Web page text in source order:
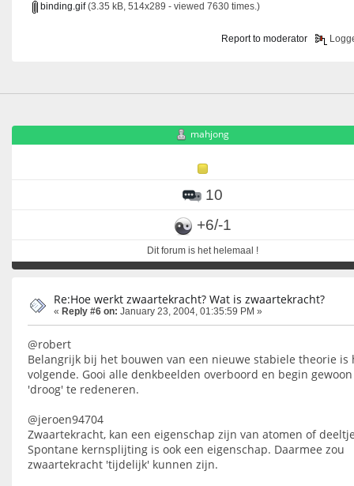
binding.gif(3.35 kB, 514x289 - viewed 7630 times.)
Report to moderator
mahjong
10
+6/-1
Dit forum is het helemaal !
Re:Hoe werkt zwaartekracht? Wat is zwaartekracht?
« Reply #6 on: January 23, 2004, 01:35:59 PM »
@robert
Belangrijk bij het bouwen van een nieuwe stabiele theorie is
volgende. Gooi alle denkbeelden overboord en begin gewoon
'droog' te redeneren.
@jeroen94704
Zwaartekracht, kan een eigenschap zijn van atomen of
Spontane kernsplijting is ook een eigenschap. Daarmee zou
zwaartekracht 'tijdelijk' kunnen zijn.